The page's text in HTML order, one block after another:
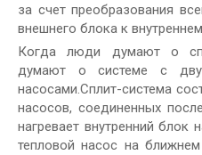
за счет преобразования
внешнего блока к
Когда люди думают о
думают о системе с
насосами.Сплит-система
насосов, соединенных
нагревает внутренний
тепловой насос на